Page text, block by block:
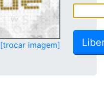
[trocar imagem]